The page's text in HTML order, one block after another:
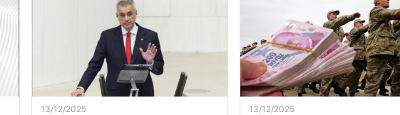
13/12/2025 13/12/2025